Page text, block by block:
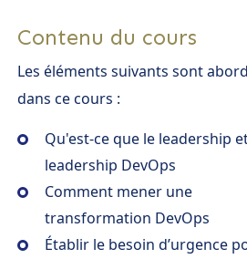
Contenu du cours
Les éléments suivants sont
dans ce cours :
Qu'est-ce que le leadership
leadership DevOps
Comment mener une
transformation DevOps
Établir le besoin d’urgence